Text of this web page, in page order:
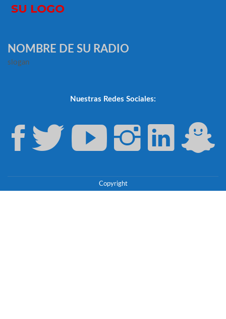
NOMBRE DE SU RADIO
slogan
Nuestras Redes Sociales:
Copyright